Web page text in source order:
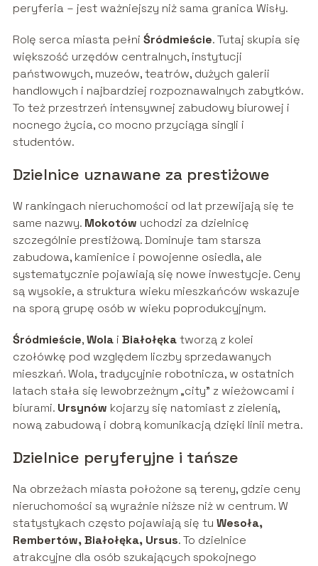
peryferia – jest ważniejszy niż sama granica Wisły.
Rolę serca miasta pełni Śródmieście. Tutaj skupia się
większość urzędów centralnych, instytucji
państwowych, muzeów, teatrów, dużych galerii
handlowych i najbardziej rozpoznawalnych zabytków.
To też przestrzeń intensywnej zabudowy biurowej i
nocnego życia, co mocno przyciąga singli i
studentów.
Dzielnice uznawane za prestiżowe
W rankingach nieruchomości od lat przewijają się te
same nazwy. Mokotów uchodzi za dzielnicę
szczególnie prestiżową. Dominuje tam starsza
zabudowa, kamienice i powojenne osiedla, ale
systematycznie pojawiają się nowe inwestycje. Ceny
są wysokie, a struktura wieku mieszkańców wskazuje
na sporą grupę osób w wieku poprodukcyjnym.
Śródmieście,Wolai Białołękatworzą z kolei
czołówkę pod względem liczby sprzedawanych
mieszkań. Wola, tradycyjnie robotnicza, w ostatnich
latach stała się lewobrzeżnym „city” z wieżowcami i
biurami. Ursynów kojarzy się natomiast z zielenią,
nową zabudową i dobrą komunikacją dzięki linii metra.
Dzielnice peryferyjne i tańsze
Na obrzeżach miasta położone są tereny, gdzie ceny
nieruchomości są wyraźnie niższe niż w centrum. W
statystykach często pojawiają się tu Wesoła,
Rembertów, Białołęka, Ursus. To dzielnice
atrakcyjne dla osób szukających spokojnego